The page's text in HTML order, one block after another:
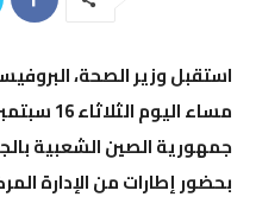
استقبل وزير الصحة،
جمهورية الصين الشعبية
بحضور إطارات من الإدارة